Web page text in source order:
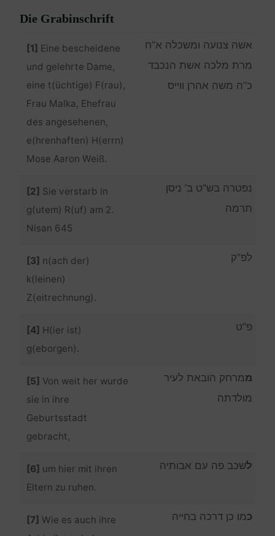
Die Grabinschrift
[1] Eine bescheidene
und gelehrte Dame,
eine t(üchtige) F(rau),
Frau Malka, Ehefrau
des angesehenen,
e(hrenhaften) H(errn)
Mose Aaron Weiß.
אשה צנועה ומשכלה א”ח
מרת מלכה אשת הנכבד
כ”ה משה אהרן ווייס
[2] Sie verstarb in
g(utem) R(uf) am 2.
Nisan 645
נפטרה בש”ט ב’ ניסן
תרמה
[3] n(ach der)
k(leinen)
Z(eitrechnung).
לפ”ק
[4] H(ier ist)
g(eborgen).
פ”ט
[5] Von weit her wurde
sie in ihre
Geburtsstadt
gebracht,
ממרחק הובאת לעיר
מולדתה
[6] um hier mit ihren
Eltern zu ruhen.
לשכב פה עם אבותיה
[7]Wie es auch ihre
כמו כן דרכה בחייה